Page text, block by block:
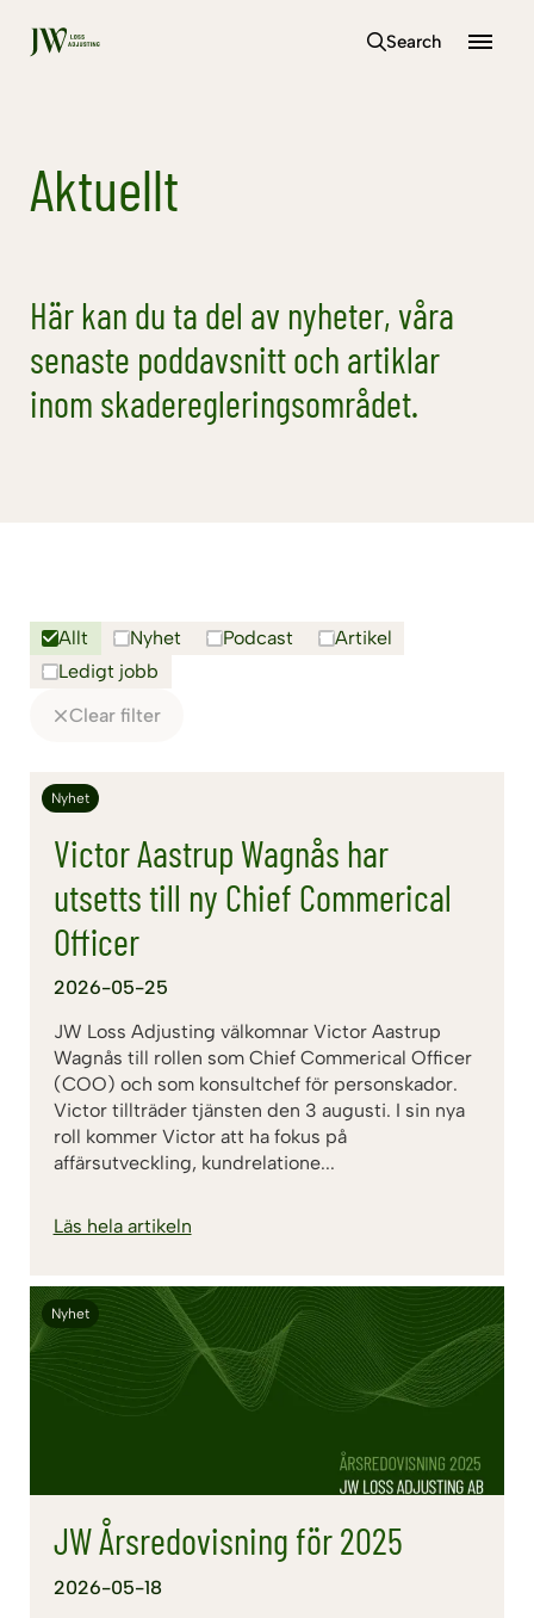
Search
Aktuellt
Här kan du ta del av nyheter, våra
senaste poddavsnitt och artiklar
inom skaderegleringsområdet.
Allt Nyhet Podcast
Artikel
Ledigt jobb
Clear filter
Nyhet
2026-05-25
Victor Aastrup Wagnås har
utsetts till ny Chief Commerical
Officer
JW Loss Adjusting välkomnar Victor Aastrup
Wagnås till rollen som Chief Commerical Officer
(COO) och som konsultchef för personskador.
Victor tillträder tjänsten den 3 augusti. I sin nya
roll kommer Victor att ha fokus på
affärsutveckling, kundrelatione...
Läs hela artikeln
Nyhet
2026-05-18
JW Årsredovisning för 2025